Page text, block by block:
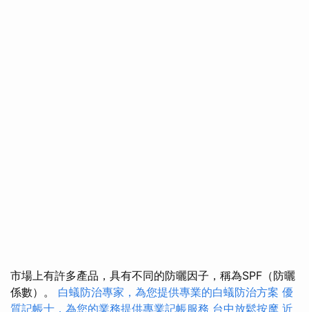
市場上有許多產品，具有不同的防曬因子，稱為SPF（防曬
係數）。 白蟻防治專家，為您提供專業的白蟻防治方案 優
質記帳士，為您的業務提供專業記帳服務 台中放鬆按摩 近